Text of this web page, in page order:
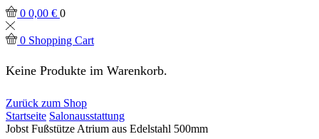
0 0,00 € 0
0 Shopping Cart
Keine Produkte im Warenkorb.
Zurück zum Shop
Startseite Salonausstattung
Jobst Fußstütze Atrium aus Edelstahl 500mm